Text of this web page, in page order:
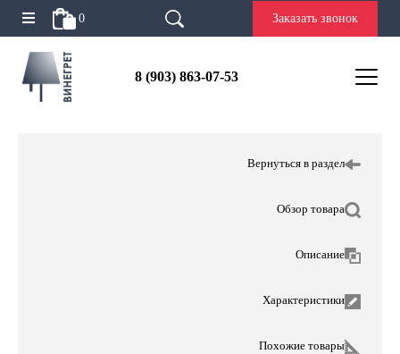
0 Заказать звонок
8 (903) 863-07-53
Вернуться в раздел
Обзор товара
Описание
Характеристики
Похожие товары